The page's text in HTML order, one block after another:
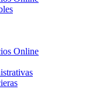
Online